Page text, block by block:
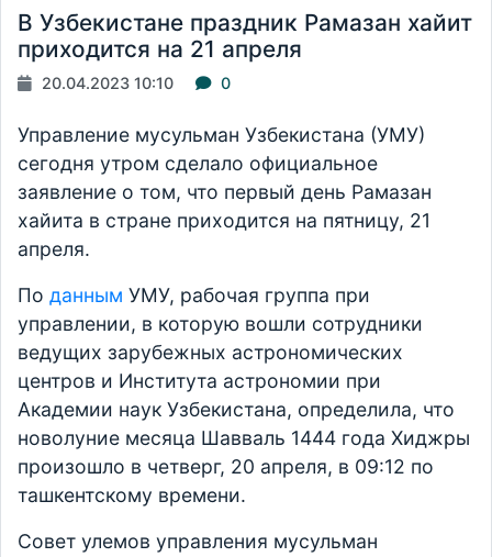
В Узбекистане праздник Рамазан хайит
приходится на 21 апреля
20.04.2023 10:10 0
Управление мусульман Узбекистана (УМУ)
сегодня утром сделало официальное
заявление о том, что первый день Рамазан
хайита в стране приходится на пятницу, 21
апреля.
По данным УМУ, рабочая группа при
управлении, в которую вошли сотрудники
ведущих зарубежных астрономических
центров и Института астрономии при
Академии наук Узбекистана, определила, что
новолуние месяца Шавваль 1444 года Хиджры
произошло в четверг, 20 апреля, в 09:12 по
ташкентскому времени.
Совет улемов управления мусульман